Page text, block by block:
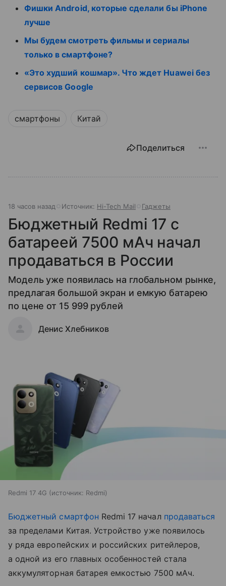
Фишки Android, которые сделали бы iPhone
лучше
Мы будем смотреть фильмы и сериалы
только в смартфоне?
«Это худший кошмар». Что ждет Huawei без
сервисов Google
смартфоны Китай
Поделиться
18 часов назад Источник: Hi-Tech Mail Гаджеты
Бюджетный Redmi 17 с
батареей 7500 мАч начал
продаваться в России
Модель уже появилась на глобальном рынке,
предлагая большой экран и емкую батарею
по цене от 15 999 рублей
Денис Хлебников
Redmi 17 4G источник: Redmi
Бюджетный смартфон Redmi 17 начал продаваться
за пределами Китая. Устройство уже появилось
у ряда европейских и российских ритейлеров,
а одной из его главных особенностей стала
аккумуляторная батарея емкостью 7500 мАч.